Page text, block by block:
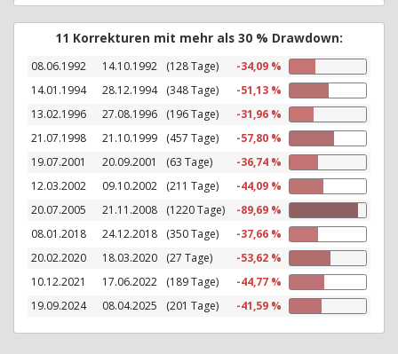
11 Korrekturen mit mehr als 30 % Drawdown:
08.06.1992 14.10.1992 (128 Tage)
-34,09 %
14.01.1994
28.12.1994 (348 Tage)
-51,13 %
13.02.1996
27.08.1996 (196 Tage)
-31,96 %
21.07.1998
21.10.1999 (457 Tage)
-57,80 %
19.07.2001
20.09.2001 (63 Tage)
-36,74 %
12.03.2002
09.10.2002 (211 Tage)
-44,09 %
20.07.2005
21.11.2008 (1220 Tage)
-89,69 %
08.01.2018
24.12.2018 (350 Tage)
-37,66 %
20.02.2020
18.03.2020 (27 Tage)
-53,62 %
10.12.2021
17.06.2022 (189 Tage)
-44,77 %
19.09.2024
08.04.2025 (201 Tage) -41,59 %